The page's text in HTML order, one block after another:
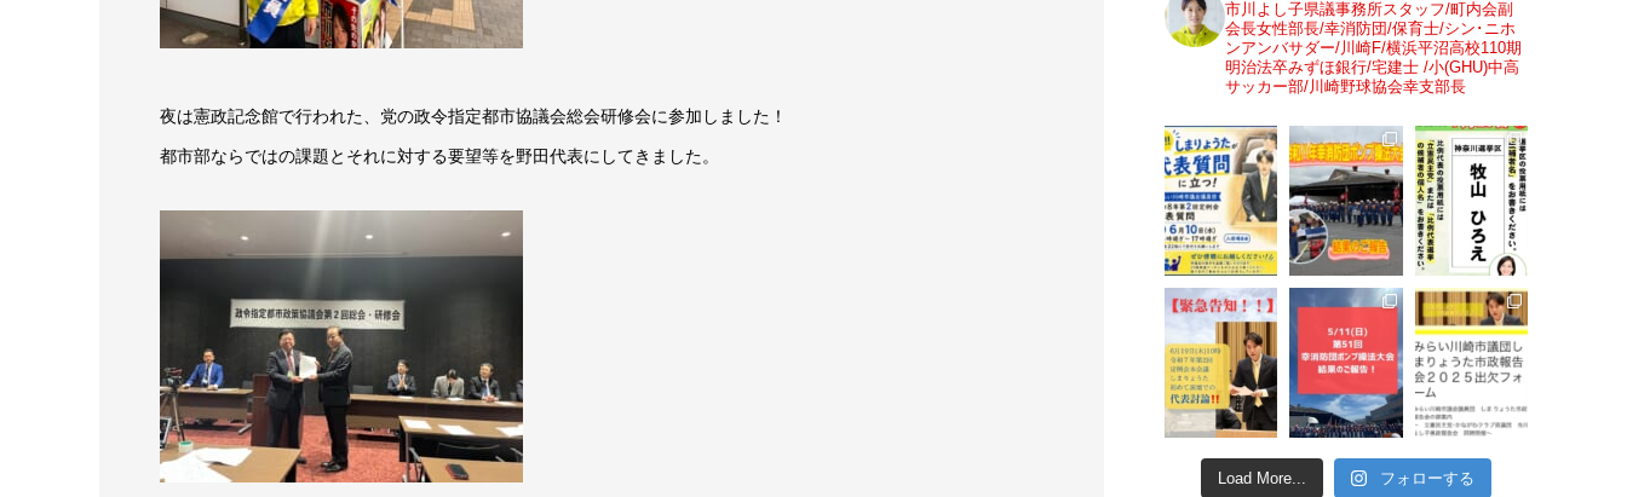
夜は憲政記念館で行われた、党の政令指定都市協議会総会研修会に参加しました！
都市部ならではの課題とそれに対する要望等を野田代表にしてきました。
市川よし子県議事務所スタッフ/町内会副
会長女性部長/幸消防団/保育士/シン･ニホ
ンアンバサダー/川崎F/横浜平沼高校110期
明治法卒みずほ銀行/宅建士 /小(GHU)中高
サッカー部/川崎野球協会幸支部長
Load More... フォローする